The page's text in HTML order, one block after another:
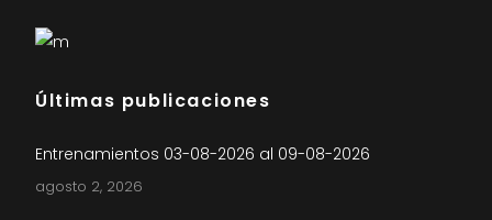
Últimas publicaciones
Entrenamientos 03-08-2026 al 09-08-2026
agosto 2, 2026